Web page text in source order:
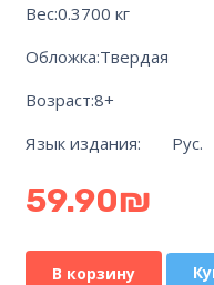
Вес:0.3700 кг
Обложка:Твердая
Возраст:8+
Язык издания: Рус.
59.90₪
В корзину